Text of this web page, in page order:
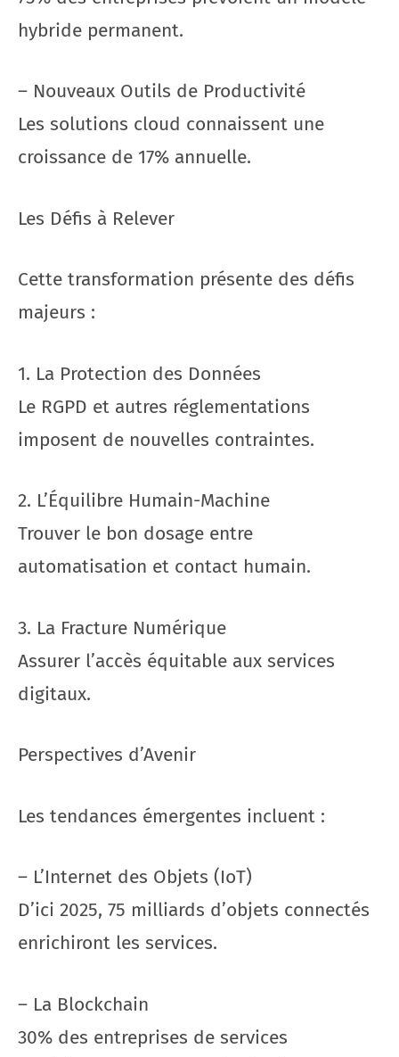
hybride permanent.
– Nouveaux Outils de Productivité
Les solutions cloud connaissent une
croissance de 17% annuelle.
Les Défis à Relever
Cette transformation présente des défis
majeurs :
1. La Protection des Données
Le RGPD et autres réglementations
imposent de nouvelles contraintes.
2. L’Équilibre Humain-Machine
Trouver le bon dosage entre
automatisation et contact humain.
3. La Fracture Numérique
Assurer l’accès équitable aux services
digitaux.
Perspectives d’Avenir
Les tendances émergentes incluent :
– L’Internet des Objets (IoT)
D’ici 2025, 75 milliards d’objets connectés
enrichiront les services.
– La Blockchain
30% des entreprises de services